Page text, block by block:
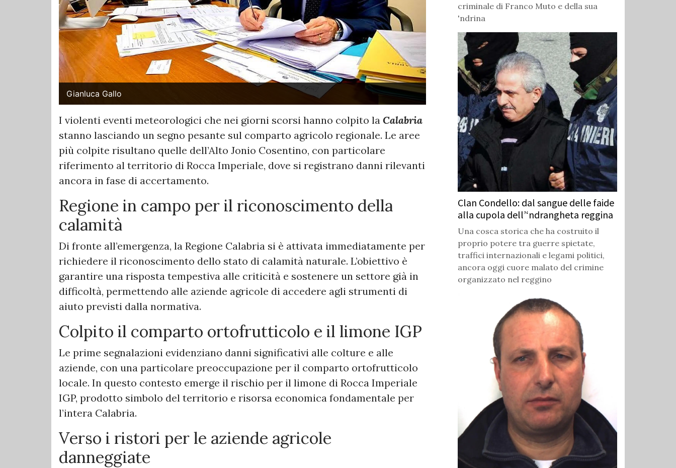
Gianluca Gallo
I violenti eventi meteorologici che nei giorni scorsi hanno colpito la Calabria
stanno lasciando un segno pesante sul comparto agricolo regionale. Le aree
più colpite risultano quelle dell’Alto Jonio Cosentino, con particolare
riferimento al territorio di Rocca Imperiale, dove si registrano danni rilevanti
ancora in fase di accertamento.
Regione in campo per il riconoscimento della
calamità
Di fronte all’emergenza, la Regione Calabria si è attivata immediatamente per
richiedere il riconoscimento dello stato di calamità naturale. L’obiettivo è
garantire una risposta tempestiva alle criticità e sostenere un settore già in
difficoltà, permettendo alle aziende agricole di accedere agli strumenti di
aiuto previsti dalla normativa.
Colpito il comparto ortofrutticolo e il limone IGP
Le prime segnalazioni evidenziano danni significativi alle colture e alle
aziende, con una particolare preoccupazione per il comparto ortofrutticolo
locale. In questo contesto emerge il rischio per il limone di Rocca Imperiale
IGP, prodotto simbolo del territorio e risorsa economica fondamentale per
l’intera Calabria.
Verso i ristori per le aziende agricole
danneggiate
criminale di Franco Muto e della sua
'ndrina
Clan Condello: dal sangue delle faide
alla cupola dell’‘ndrangheta reggina
Una cosca storica che ha costruito il
proprio potere tra guerre spietate,
traffici internazionali e legami politici,
ancora oggi cuore malato del crimine
organizzato nel reggino